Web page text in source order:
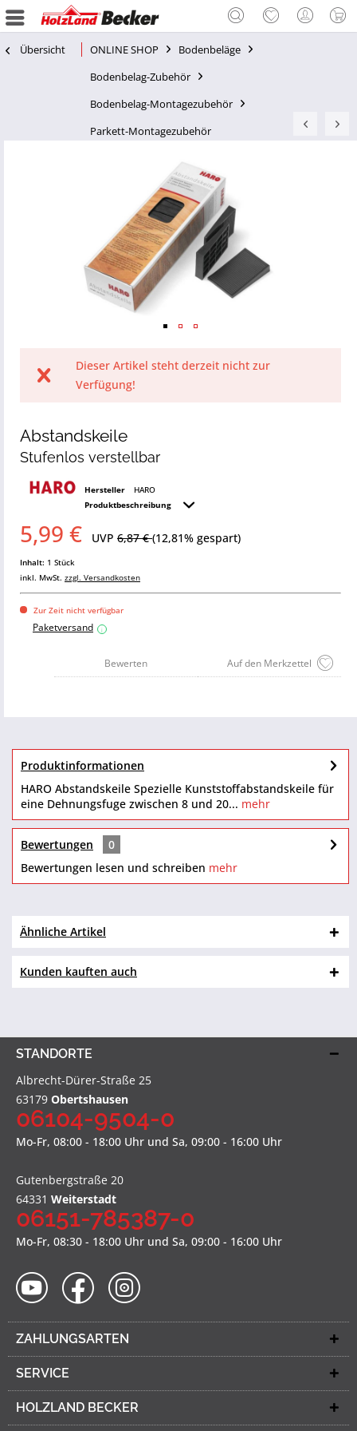
Übersicht ONLINE SHOP
Bodenbeläge
Bodenbelag-Zubehör
Bodenbelag-Montagezubehör
Parkett-Montagezubehör
Dieser Artikel steht derzeit nicht zur
Verfügung!
Abstandskeile
Stufenlos verstellbar
Hersteller
HARO
Produktbeschreibung
5,99 € UVP 6,87 €(12,81% gespart)
Inhalt: 1 Stück
inkl. MwSt. zzgl. Versandkosten
Zur Zeit nicht verfügbar
Paketversand i
Auf den Merkzettel
Bewerten
Produktinformationen
HARO Abstandskeile Spezielle Kunststoffabstandskeile für
eine Dehnungsfuge zwischen 8 und 20... mehr
Bewertungen
0
Bewertungen lesen und schreiben mehr
Ähnliche Artikel
Kunden kauften auch
STANDORTE
Albrecht-Dürer-Straße 25
63179 Obertshausen
06104-9504-0
Mo-Fr, 08:00 - 18:00 Uhr und Sa, 09:00 - 16:00 Uhr
Gutenbergstraße 20
64331 Weiterstadt
06151-785387-0
Mo-Fr, 08:30 - 18:00 Uhr und Sa, 09:00 - 16:00 Uhr
ZAHLUNGSARTEN
SERVICE
HOLZLAND BECKER